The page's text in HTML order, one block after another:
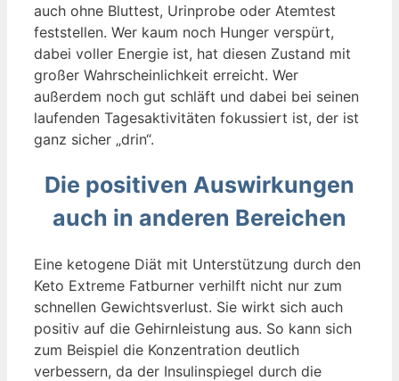
auch ohne Bluttest, Urinprobe oder Atemtest
feststellen. Wer kaum noch Hunger verspürt,
dabei voller Energie ist, hat diesen Zustand mit
großer Wahrscheinlichkeit erreicht. Wer
außerdem noch gut schläft und dabei bei seinen
laufenden Tagesaktivitäten fokussiert ist, der ist
ganz sicher „drin“.
Die positiven Auswirkungen
auch in anderen Bereichen
Eine ketogene Diät mit Unterstützung durch den
Keto Extreme Fatburner verhilft nicht nur zum
schnellen Gewichtsverlust. Sie wirkt sich auch
positiv auf die Gehirnleistung aus. So kann sich
zum Beispiel die Konzentration deutlich
verbessern, da der Insulinspiegel durch die